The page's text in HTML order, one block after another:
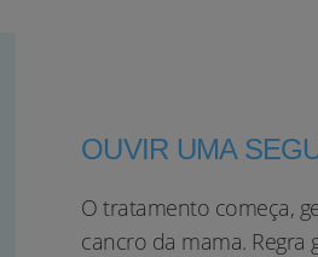
OUVIR UMA
O tratamento começa,
cancro da mama.